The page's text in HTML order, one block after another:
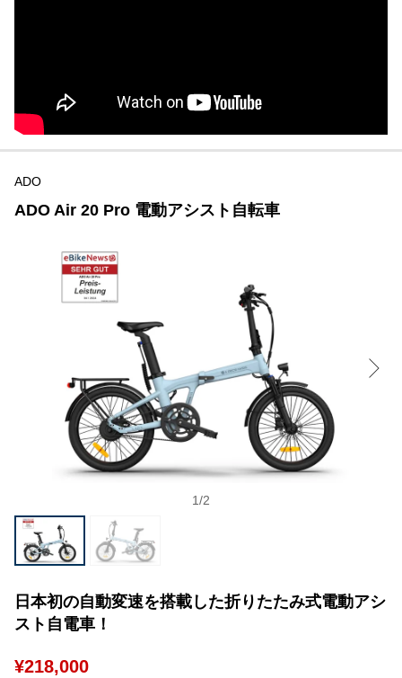
ADO
ADO Air 20 Pro 電動アシスト自転車
1/2
日本初の自動変速を搭載した折りたたみ式電動アシ
スト自電車！
¥218,000